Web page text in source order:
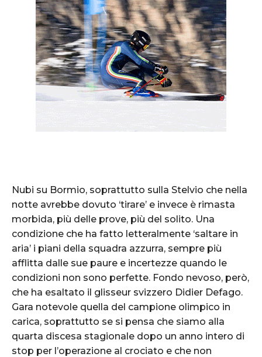
Nubi su Bormio, soprattutto sulla Stelvio che nella
notte avrebbe dovuto ‘tirare’ e invece è rimasta
morbida, più delle prove, più del solito. Una
condizione che ha fatto letteralmente ‘saltare in
aria’ i piani della squadra azzurra, sempre più
afflitta dalle sue paure e incertezze quando le
condizioni non sono perfette. Fondo nevoso, però,
che ha esaltato il glisseur svizzero Didier Defago.
Gara notevole quella del campione olimpico in
carica, soprattutto se si pensa che siamo alla
quarta discesa stagionale dopo un anno intero di
stop per l’operazione al crociato e che non